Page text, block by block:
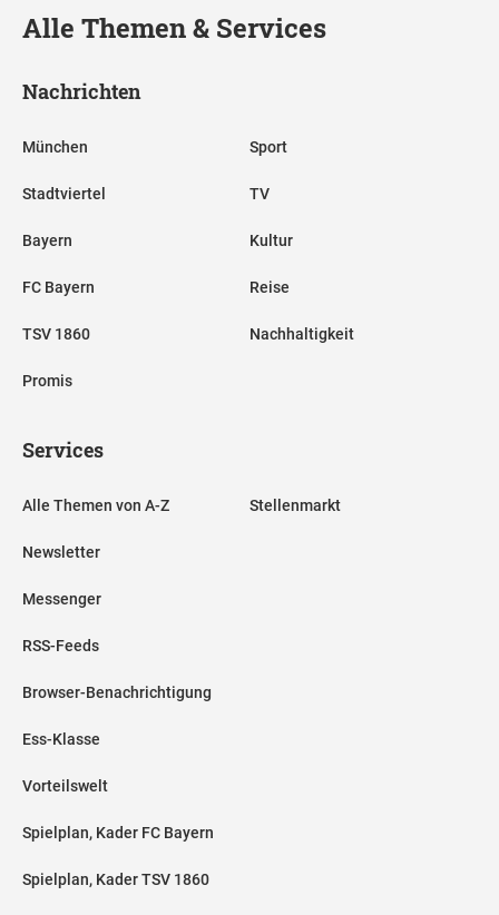
Alle Themen & Services
Nachrichten
München
Stadtviertel
Bayern
FC Bayern
TSV 1860
Promis
Sport
TV
Kultur
Reise
Nachhaltigkeit
Services
Alle Themen von A-Z
Newsletter
Messenger
RSS-Feeds
Browser-Benachrichtigung
Ess-Klasse
Vorteilswelt
Spielplan, Kader FC Bayern
Spielplan, Kader TSV 1860
Stellenmarkt